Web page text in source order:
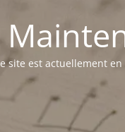
site est actuellement